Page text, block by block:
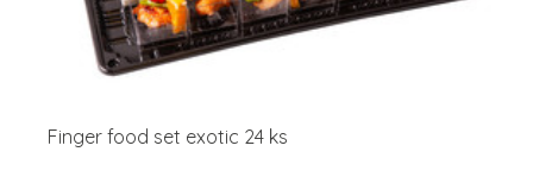
Finger food set exotic 24 ks